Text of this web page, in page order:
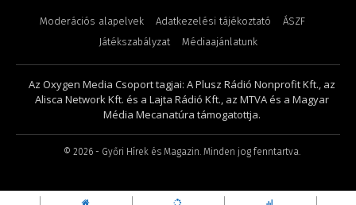
Moderációs alapelvek Adatkezelési tájékoztató
ÁSZF
Játékszabályzat
Médiaajánlatunk
Az Oxygen Media Csoport tagjai: A Plusz Rádió Nonprofit Kft., az
Alisca Network Kft. és a Lajta Rádió Kft., az MTVA és a Magyar
Média Mecanatúra támogatottja.
© 2026 - Győri Hírek és Magazin. Minden jog fenntartva.